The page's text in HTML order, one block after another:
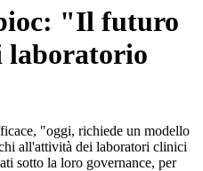
"Il futuro
laboratorio
"oggi, richiede un modello
all'attività dei laboratori clinici
sotto la loro governance, per